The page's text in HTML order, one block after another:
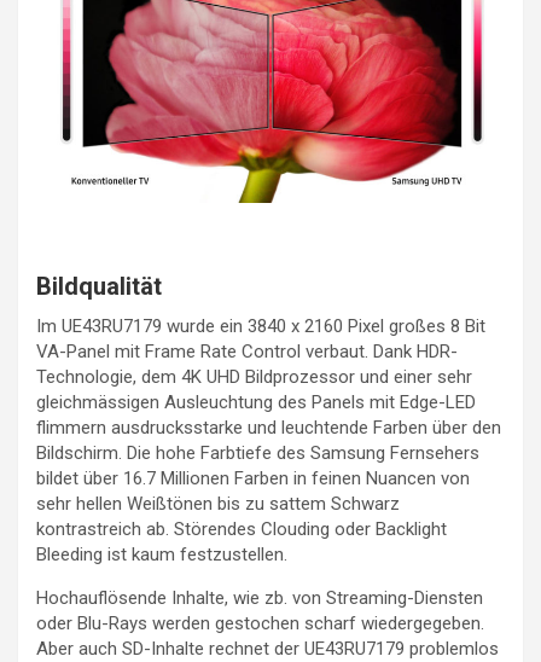
Bildqualität
Im UE43RU7179 wurde ein 3840 x 2160 Pixel großes 8 Bit
VA-Panel mit Frame Rate Control verbaut. Dank HDR-
Technologie, dem 4K UHD Bildprozessor und einer sehr
gleichmässigen Ausleuchtung des Panels mit Edge-LED
flimmern ausdrucksstarke und leuchtende Farben über den
Bildschirm. Die hohe Farbtiefe des Samsung Fernsehers
bildet über 16.7 Millionen Farben in feinen Nuancen von
sehr hellen Weißtönen bis zu sattem Schwarz
kontrastreich ab. Störendes Clouding oder Backlight
Bleeding ist kaum festzustellen.
Hochauflösende Inhalte, wie zb. von Streaming-Diensten
oder Blu-Rays werden gestochen scharf wiedergegeben.
Aber auch SD-Inhalte rechnet der UE43RU7179 problemlos